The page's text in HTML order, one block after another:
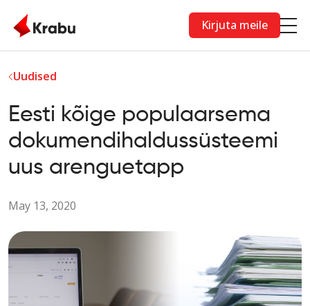
Kirjuta meile
Uudised
Eesti kõige populaarsema
dokumendihaldussüsteemi
uus arenguetapp
May 13, 2020